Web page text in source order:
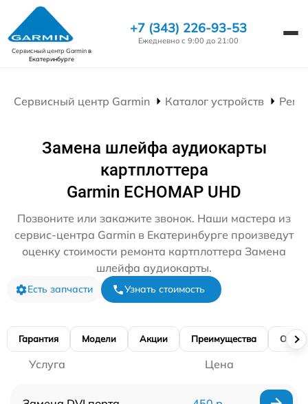
Сервисный центр Garminв
Екатеринбурге
+7 (343) 226-93-53
Ежедневно с 9:00 до 21:00
Сервисный центр Garmin Каталог устройств
Замена шлейфа аудиокарты
картплоттера
Garmin ECHOMAP UHD
Позвоните или закажите звонок. Наши мастера из
сервис-центра Garmin в Екатеринбурге произведут
оценку стоимости ремонта картплоттера Замена
шлейфа аудиокарты.
Есть запчасти Узнать стоимость
Гарантия Модели Акции Преимущества
Услуга Цена